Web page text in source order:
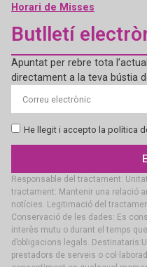
Horari de Misses
Butlletí
Apuntat per rebre tota
directament a la teva bústia
He llegit i accepto la política
Responsable del tractament:
tractament: Mantenir una relació
notícies. Legitimació del
Conservació de les dades: Es
interès mutu o durant el temps
d’obligacions legals.
prestadors de serveis o